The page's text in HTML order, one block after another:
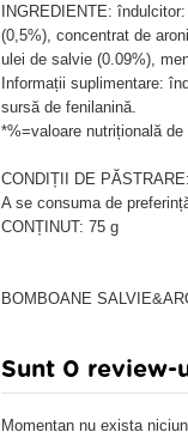
INGREDIENTE:
(0,5%), concentrat de
ulei de salvie (0.09%),
Informații suplimentare:
sursă de fenilanină.
*%=valoare nutrițională de
CONDIȚII DE
A se consuma de
CONȚINUT: 75 g
BOMBOANE
Sunt 0 review-
Momentan nu exista